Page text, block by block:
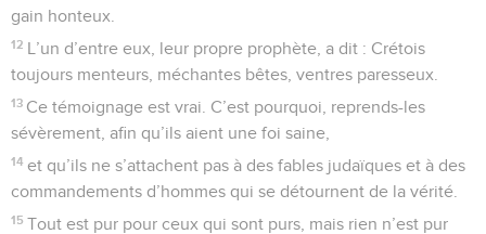
gain honteux.
12 L’un d’entre eux, leur propre prophète, a dit : Crétois
toujours menteurs, méchantes bêtes, ventres paresseux.
13 Ce témoignage est vrai. C’est pourquoi, reprends-les
sévèrement, afin qu’ils aient une foi saine,
14 et qu’ils ne s’attachent pas à des fables judaïques et à des
commandements d’hommes qui se détournent de la vérité.
15 Tout est pur pour ceux qui sont purs, mais rien n’est pur